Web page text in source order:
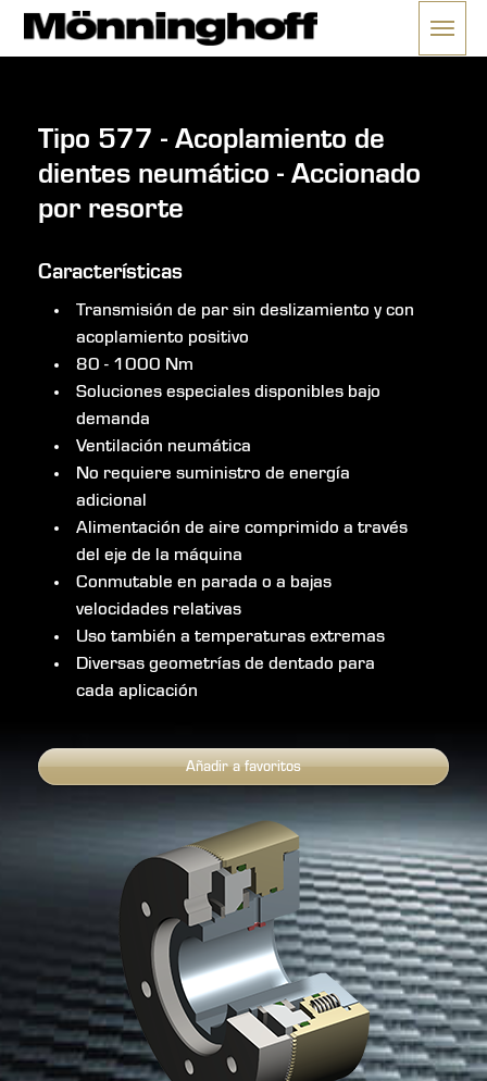
Tipo 577 - Acoplamiento de
dientes neumático - Accionado
por resorte
Características
Transmisión de par sin deslizamiento y con
acoplamiento positivo
80 - 1000 Nm
Soluciones especiales disponibles bajo
demanda
Ventilación neumática
No requiere suministro de energía
adicional
Alimentación de aire comprimido a través
del eje de la máquina
Conmutable en parada o a bajas
velocidades relativas
Uso también a temperaturas extremas
Diversas geometrías de dentado para
cada aplicación
Añadir a favoritos